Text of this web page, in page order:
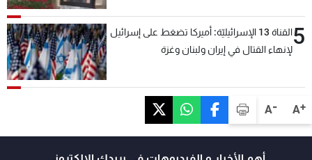
A+
A-
5
القناة 13 الإسرائيليّة: أميركا تضغط على إسرائيل
لإنهاء القتال في إيران ولبنان وغزة